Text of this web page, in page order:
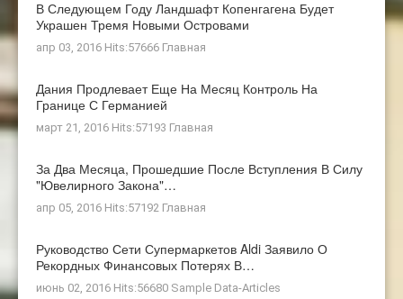
В Следующем Году Ландшафт Копенгагена Будет
Украшен Тремя Новыми Островами
апр 03, 2016 Hits:57666 Главная
Дания Продлевает Еще На Месяц Контроль На
Границе С Германией
март 21, 2016 Hits:57193 Главная
За Два Месяца, Прошедшие После Вступления В Силу
"ювелирного Закона"…
апр 05, 2016 Hits:57192 Главная
Руководство Сети Супермаркетов Aldi Заявило О
Рекордных Финансовых Потерях В…
июнь 02, 2016 Hits:56680 Sample Data-Articles